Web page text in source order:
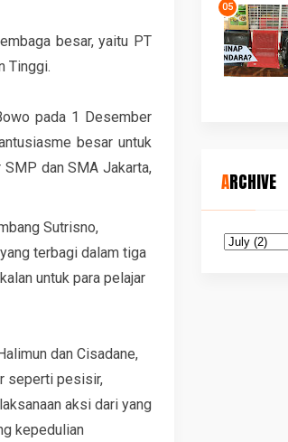
besar, yaitu PT
Tinggi.
pada 1 Desember
besar untuk
dan SMA Jakarta,
Sutrisno,
terbagi dalam tiga
untuk para pelajar
dan Cisadane,
seperti pesisir,
aksi dari yang
kepedulian
ARCHIVE